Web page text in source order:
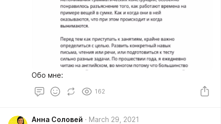
Обо мне:
162
Анна Соловей March 29, 2021